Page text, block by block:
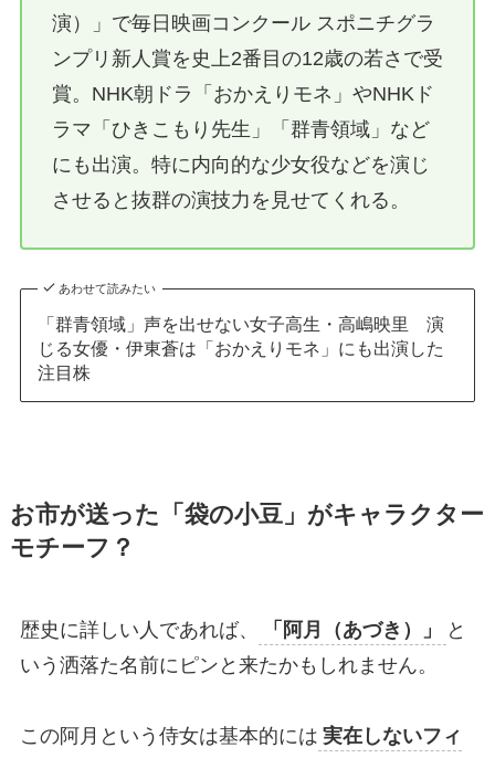
演）」で毎日映画コンクール スポニチグラ
ンプリ新人賞を史上2番目の12歳の若さで受
賞。NHK朝ドラ「おかえりモネ」やNHKド
ラマ「ひきこもり先生」「群青領域」など
にも出演。特に内向的な少女役などを演じ
させると抜群の演技力を見せてくれる。
あわせて読みたい
「群青領域」声を出せない女子高生・高嶋映里 演
じる女優・伊東蒼は「おかえりモネ」にも出演した
注目株
お市が送った「袋の小豆」がキャラクター
モチーフ？
歴史に詳しい人であれば、 「阿月（あづき）」
と
いう洒落た名前にピンと来たかもしれません。
この阿月という侍女は基本的には 実在しないフィ